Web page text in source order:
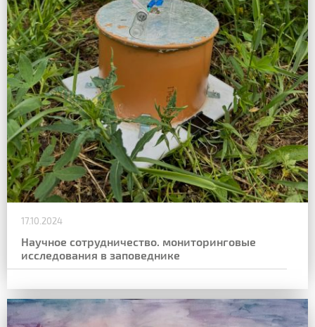
17.10.2024
Научное сотрудничество. мониторинговые
исследования в заповеднике